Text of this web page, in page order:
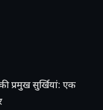
प्रमुख सुर्खियां: एक